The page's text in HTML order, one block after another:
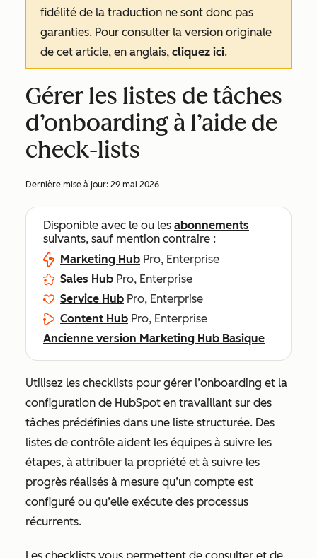
fidélité de la traduction ne sont donc pas
garanties. Pour consulter la version originale
de cet article, en anglais, cliquez ici.
Gérer les listes de tâches
d’onboarding à l’aide de
check-lists
Dernière mise à jour: 29 mai 2026
Disponible avec le ou les abonnements
suivants, sauf mention contraire :
Marketing Hub Pro, Enterprise
Sales Hub Pro, Enterprise
Service Hub Pro, Enterprise
Content Hub Pro, Enterprise
Ancienne version Marketing Hub Basique
Utilisez les checklists pour gérer l’onboarding et la
configuration de HubSpot en travaillant sur des
tâches prédéfinies dans une liste structurée. Des
listes de contrôle aident les équipes à suivre les
étapes, à attribuer la propriété et à suivre les
progrès réalisés à mesure qu’un compte est
configuré ou qu’elle exécute des processus
récurrents.